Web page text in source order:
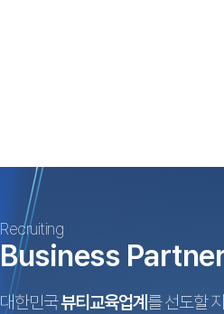
Recruiting
Business
대한민국뷰티교육업계 를 선도할